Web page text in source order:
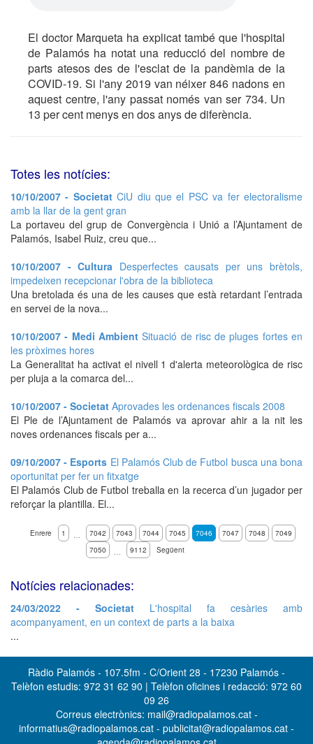
El doctor Marqueta ha explicat també que l'hospital
de Palamós ha notat una reducció del nombre de
parts atesos des de l'esclat de la pandèmia de la
COVID-19. Si l'any 2019 van néixer 846 nadons en
aquest centre, l'any passat només van ser 734. Un
13 per cent menys en dos anys de diferència.
Totes les notícies:
10/10/2007 - SocietatCiU diu que el PSC va fer electoralisme
amb la llar de la gent gran
La portaveu del grup de Convergència i Unió a l’Ajuntament de
Palamós, Isabel Ruiz, creu que...
10/10/2007 - Cultura Desperfectes causats per uns brètols,
impedeixen recepcionar l'obra de la biblioteca
Una bretolada és una de les causes que està retardant l’entrada
en servei de la nova...
10/10/2007 - Medi AmbientSituació de risc de pluges fortes en
les pròximes hores
La Generalitat ha activat el nivell 1 d'alerta meteorològica de risc
per pluja a la comarca del...
10/10/2007 - Societat Aprovades les ordenances fiscals 2008
El Ple de l’Ajuntament de Palamós va aprovar ahir a la nit les
noves ordenances fiscals per a...
09/10/2007 - Esports El Palamós Club de Futbol busca una bona
oportunitat per fer un fitxatge
El Palamós Club de Futbol treballa en la recerca d’un jugador per
reforçar la plantilla. El...
Enrere 1 … 7042 7043 7044 7045 7046 7047 7048
7049
7050
… 9112 Següent
Notícies relacionades:
24/03/2022 - Societat L'hospital fa cesàries amb
acompanyament, en un context de parts a la baixa
...
Ràdio Palamós - 107.5fm - C/Orient 28 - 17230 Palamós -
Telèfon estudis: 972 31 62 90 | Telèfon oficines i redacció: 972 60
09 26
Correus electrònics: mail@radiopalamos.cat -
informatius@radiopalamos.cat - publicitat@radiopalamos.cat -